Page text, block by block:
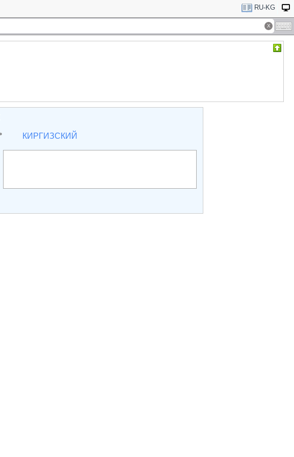
RU-KG
КИРГИЗСКИЙ